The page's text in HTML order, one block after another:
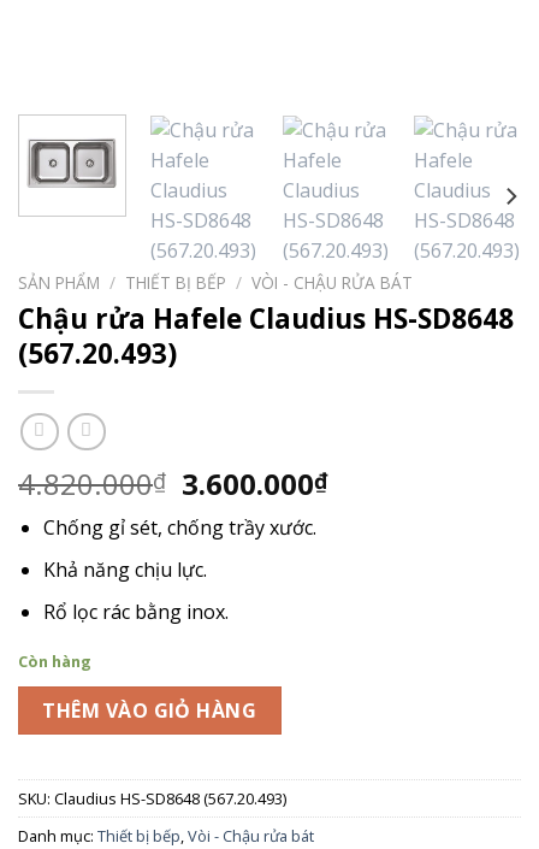
SẢN PHẨM / THIẾT BỊ BẾP / VÒI - CHẬU RỬA BÁT
Chậu rửa Hafele Claudius HS-SD8648
(567.20.493)
4.820.000₫ Giá
gốc
là:
4.820.000₫.
3.600.000₫Giá
Chống gỉ sét, chống trầy xước.
Khả năng chịu lực.
Rổ lọc rác bằng inox.
Còn hàng
THÊM VÀO GIỎ HÀNG
SKU: Claudius HS-SD8648 (567.20.493)
Danh mục: Thiết bị bếp,Vòi - Chậu rửa bát